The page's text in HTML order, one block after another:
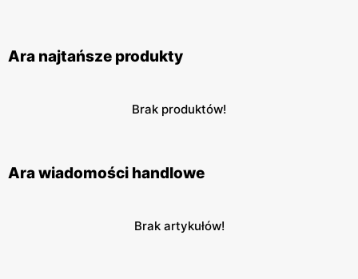
Ara najtańsze produkty
Brak produktów!
Ara wiadomości handlowe
Brak artykułów!